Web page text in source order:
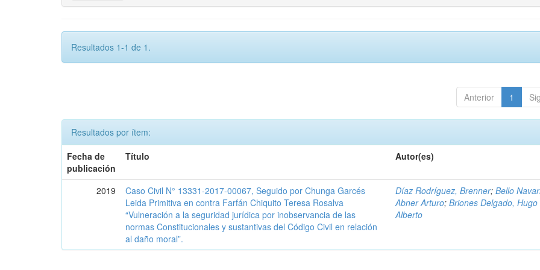
Resultados 1-1 de 1.
Anterior 1
Resultados por ítem:
Fecha de
publicación
Título Autor(es)
2019
Caso Civil N° 13331-2017-00067, Seguido por Chunga Garcés
Leida Primitiva en contra Farfán Chiquito Teresa Rosalva
“Vulneración a la seguridad jurídica por inobservancia de las
normas Constitucionales y sustantivas del Código Civil en relación
al daño moral”.
Díaz Rodríguez, Brenner;Bello
Abner Arturo;Briones Delgado, Hugo
Alberto